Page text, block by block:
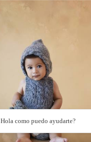
1211 17
Hola como puedo ayudarte?